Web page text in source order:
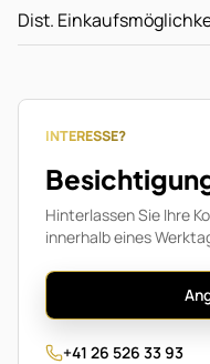
Dist.
INTERESSE?
Hinterlassen Sie Ihre
innerhalb eines
+41 26 526 33 93